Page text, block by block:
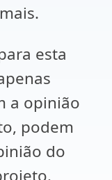
esta
a opinião
podem
do